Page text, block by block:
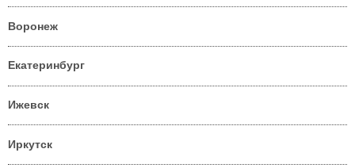
Воронеж
Екатеринбург
Ижевск
Иркутск